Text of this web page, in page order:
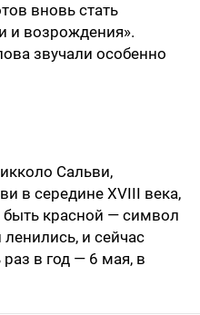
вновь стать
и возрождения».
звучали особенно
Сальви,
в середине XVIII века,
красной — символ
и сейчас
в год — 6 мая, в